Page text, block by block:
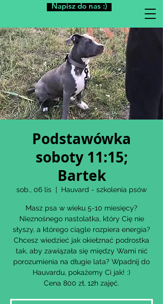
Napisz do nas :)
Podstawówka
soboty 11:15;
Bartek
sob., 06 lis
  |
Hauvard - szkolenia psów
Masz psa w wieku 5-10 miesięcy?
Nieznośnego nastolatka, który Cię nie
słyszy, a którego ciągle rozpiera energia?
Chcesz wiedzieć jak okiełznać podrostka
tak, aby zawiązała się między Wami nić
porozumienia na długie lata? Wpadnij do
Hauvardu, pokażemy Ci jak! :)
Cena 800 zł, 12h zajęć.